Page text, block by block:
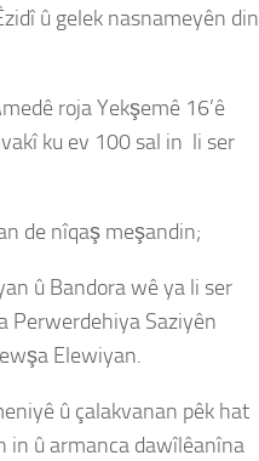
û gelek nasnameyên din
roja Yekşemê 16’ê
ku ev 100 sal in li ser
de nîqaş meşandin;
û Bandora wê ya li ser
Perwerdehiya Saziyên
Elewiyan.
û çalakvanan pêk hat
in û armanca dawîlêanîna